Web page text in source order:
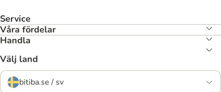
Service
Våra fördelar
Handla
Välj land
bitiba.se / sv